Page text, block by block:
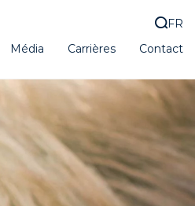
Média Carrières Contact
FR